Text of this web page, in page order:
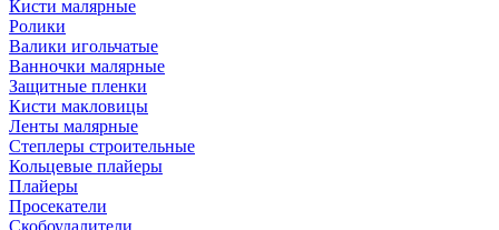
Кисти малярные
Ролики
Валики игольчатые
Ванночки малярные
Защитные пленки
Кисти макловицы
Ленты малярные
Степлеры строительные
Кольцевые плайеры
Плайеры
Просекатели
Скобоудалители